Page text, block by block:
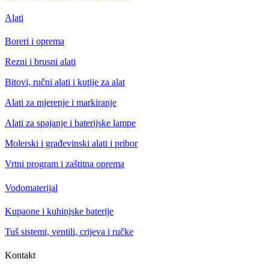
Alati
Boreri i oprema
Rezni i brusni alati
Bitovi, ručni alati i kutije za alat
Alati za mjerenje i markiranje
Alati za spajanje i baterijske lampe
Molerski i građevinski alati i pribor
Vrtni program i zaštitna oprema
Vodomaterijal
Kupaone i kuhinjske baterije
Tuš sistemi, ventili, crijeva i ručke
Kontakt